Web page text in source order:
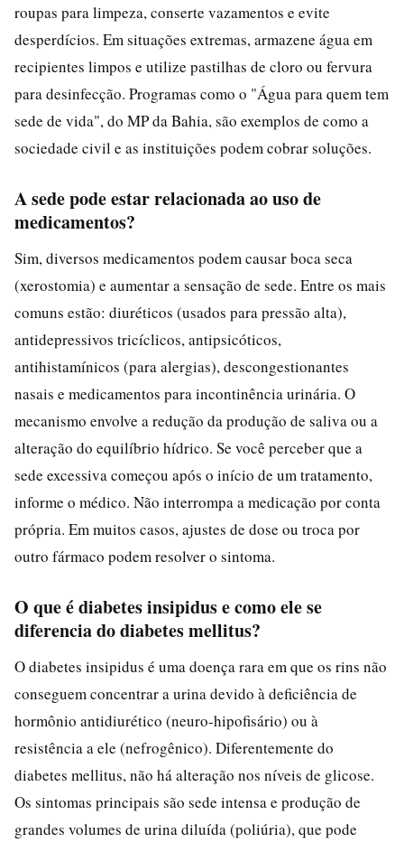
roupas para limpeza, conserte vazamentos e evite
desperdícios. Em situações extremas, armazene água em
recipientes limpos e utilize pastilhas de cloro ou fervura
para desinfecção. Programas como o "Água para quem tem
sede de vida", do MP da Bahia, são exemplos de como a
sociedade civil e as instituições podem cobrar soluções.
A sede pode estar relacionada ao uso de
medicamentos?
Sim, diversos medicamentos podem causar boca seca
(xerostomia) e aumentar a sensação de sede. Entre os mais
comuns estão: diuréticos (usados para pressão alta),
antidepressivos tricíclicos, antipsicóticos,
antihistamínicos (para alergias), descongestionantes
nasais e medicamentos para incontinência urinária. O
mecanismo envolve a redução da produção de saliva ou a
alteração do equilíbrio hídrico. Se você perceber que a
sede excessiva começou após o início de um tratamento,
informe o médico. Não interrompa a medicação por conta
própria. Em muitos casos, ajustes de dose ou troca por
outro fármaco podem resolver o sintoma.
O que é diabetes insipidus e como ele se
diferencia do diabetes mellitus?
O diabetes insipidus é uma doença rara em que os rins não
conseguem concentrar a urina devido à deficiência de
hormônio antidiurético (neuro-hipofisário) ou à
resistência a ele (nefrogênico). Diferentemente do
diabetes mellitus, não há alteração nos níveis de glicose.
Os sintomas principais são sede intensa e produção de
grandes volumes de urina diluída (poliúria), que pode